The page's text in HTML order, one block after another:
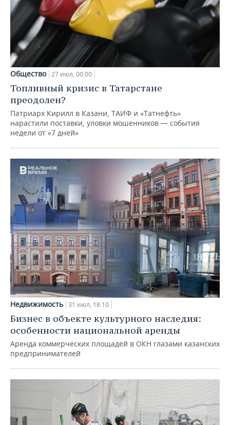
Общество 27 июл, 00:00
Топливный кризис в Татарстане
преодолен?
Патриарх Кирилл в Казани, ТАИФ и «Татнефть»
нарастили поставки, уловки мошенников — события
недели от «7 дней»
Недвижимость 31 июл, 18:10
Бизнес в объекте культурного наследия:
особенности национальной аренды
Аренда коммерческих площадей в ОКН глазами казанских
предпринимателей